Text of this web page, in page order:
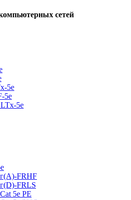
сетей
5е
5е
5е
FRHF
FRLS
5e PE